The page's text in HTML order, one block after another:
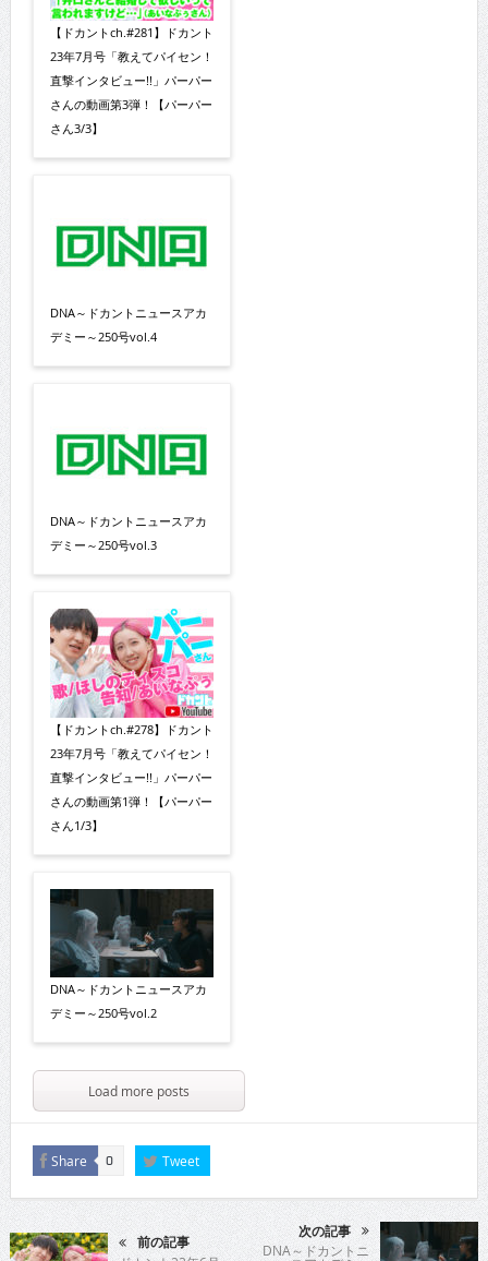
【ドカントch.#281】ドカント
23年7月号「教えてパイセン！
直撃インタビュー!!」パーパー
さんの動画第3弾！【パーパー
さん3/3】
DNA～ドカントニュースアカ
デミー～250号vol.4
DNA～ドカントニュースアカ
デミー～250号vol.3
【ドカントch.#278】ドカント
23年7月号「教えてパイセン！
直撃インタビュー!!」パーパー
さんの動画第1弾！【パーパー
さん1/3】
DNA～ドカントニュースアカ
デミー～250号vol.2
Load more posts
Share 0 Tweet
前の記事
次の記事
DNA～ドカントニ